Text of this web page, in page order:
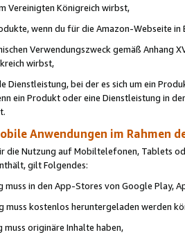
Vereinigten Königreich wirbst,
wenn du für die Amazon-Webseite in
Verwendungszweck gemäß Anhang
wirbst,
Dienstleistung, bei der es sich um ein
ein Produkt oder eine Dienstleistung in
Anwendungen im Rahmen
die Nutzung auf Mobiltelefonen, Tablets
gilt Folgendes:
muss in den App-Stores von Google Play,
muss kostenlos heruntergeladen werden
muss originäre Inhalte haben,